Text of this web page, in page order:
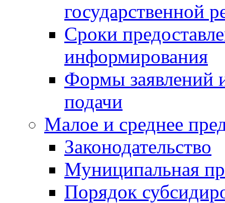
государственной
Сроки
информирования
Формы заявлений
подачи
Малое и среднее
Законодательство
Муниципальная
Порядок